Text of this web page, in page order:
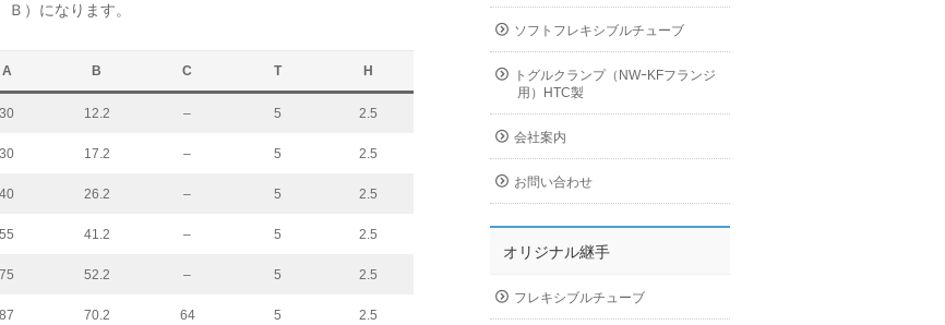
）になります。
A B C T H
30 12.2 – 5 2.5
30 17.2 – 5 2.5
40 26.2 – 5 2.5
55 41.2 – 5 2.5
75 52.2 – 5 2.5
87 70.2 64 5 2.5
ソフトフレキシブルチューブ
トグルクランプ（NWｰKFフランジ
用）HTC製
会社案内
お問い合わせ
オリジナル継手
フレキシブルチューブ